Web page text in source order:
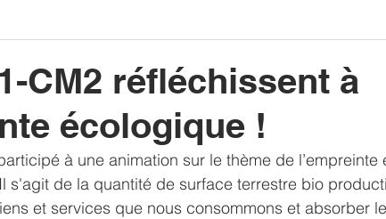
CM2 réfléchissent à
écologique !
à une animation sur le thème de
s'agit de la quantité de surface terrestre bio
et services que nous consommons et absorber